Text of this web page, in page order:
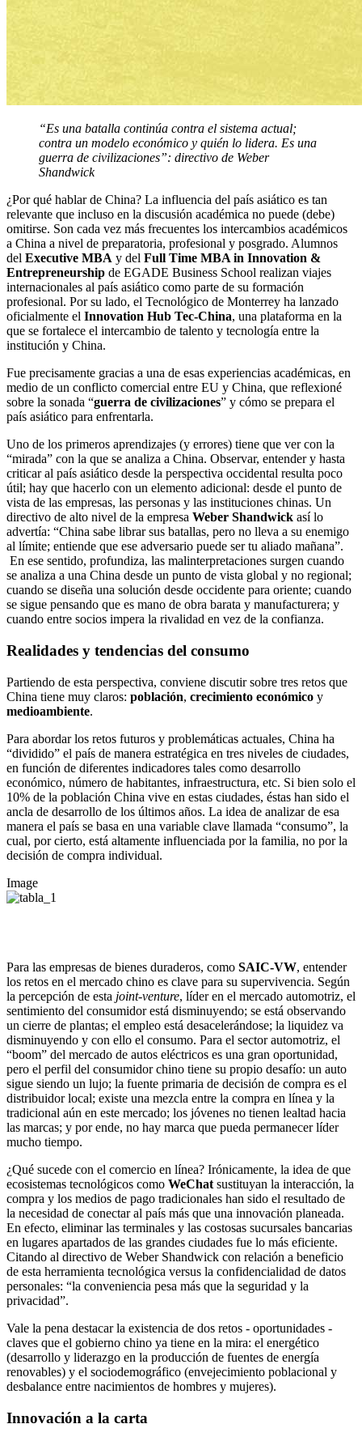
“Es una batalla continúa contra el sistema actual;
contra un modelo económico y quién lo lidera. Es una
guerra de civilizaciones”: directivo de Weber
Shandwick
¿Por qué hablar de China? La influencia del país asiático es tan
relevante que incluso en la discusión académica no puede (debe)
omitirse. Son cada vez más frecuentes los intercambios académicos
a China a nivel de preparatoria, profesional y posgrado. Alumnos
del Executive MBA y del Full Time MBA in Innovation &
Entrepreneurship de EGADE Business School realizan viajes
internacionales al país asiático como parte de su formación
profesional. Por su lado, el Tecnológico de Monterrey ha lanzado
oficialmente el Innovation Hub Tec-China, una plataforma en la
que se fortalece el intercambio de talento y tecnología entre la
institución y China.
Fue precisamente gracias a una de esas experiencias académicas, en
medio de un conflicto comercial entre EU y China, que reflexioné
sobre la sonada “guerra de civilizaciones” y cómo se prepara el
país asiático para enfrentarla.
Uno de los primeros aprendizajes (y errores) tiene que ver con la
“mirada” con la que se analiza a China. Observar, entender y hasta
criticar al país asiático desde la perspectiva occidental resulta poco
útil; hay que hacerlo con un elemento adicional: desde el punto de
vista de las empresas, las personas y las instituciones chinas. Un
directivo de alto nivel de la empresa Weber Shandwick así lo
advertía: “China sabe librar sus batallas, pero no lleva a su enemigo
al límite; entiende que ese adversario puede ser tu aliado mañana”.
En ese sentido, profundiza, las malinterpretaciones surgen cuando
se analiza a una China desde un punto de vista global y no regional;
cuando se diseña una solución desde occidente para oriente; cuando
se sigue pensando que es mano de obra barata y manufacturera; y
cuando entre socios impera la rivalidad en vez de la confianza.
Realidades y tendencias del consumo
Partiendo de esta perspectiva, conviene discutir sobre tres retos que
China tiene muy claros: población, crecimiento económico y
medioambiente.
Para abordar los retos futuros y problemáticas actuales, China ha
“dividido” el país de manera estratégica en tres niveles de ciudades,
en función de diferentes indicadores tales como desarrollo
económico, número de habitantes, infraestructura, etc. Si bien solo el
10% de la población China vive en estas ciudades, éstas han sido el
ancla de desarrollo de los últimos años. La idea de analizar de esa
manera el país se basa en una variable clave llamada “consumo”, la
cual, por cierto, está altamente influenciada por la familia, no por la
decisión de compra individual.
Image
Para las empresas de bienes duraderos, como SAIC-VW, entender
los retos en el mercado chino es clave para su supervivencia. Según
la percepción de esta joint-venture, líder en el mercado automotriz, el
sentimiento del consumidor está disminuyendo; se está observando
un cierre de plantas; el empleo está desacelerándose; la liquidez va
disminuyendo y con ello el consumo. Para el sector automotriz, el
“boom” del mercado de autos eléctricos es una gran oportunidad,
pero el perfil del consumidor chino tiene su propio desafío: un auto
sigue siendo un lujo; la fuente primaria de decisión de compra es el
distribuidor local; existe una mezcla entre la compra en línea y la
tradicional aún en este mercado; los jóvenes no tienen lealtad hacia
las marcas; y por ende, no hay marca que pueda permanecer líder
mucho tiempo.
¿Qué sucede con el comercio en línea? Irónicamente, la idea de que
ecosistemas tecnológicos como WeChat sustituyan la interacción, la
compra y los medios de pago tradicionales han sido el resultado de
la necesidad de conectar al país más que una innovación planeada.
En efecto, eliminar las terminales y las costosas sucursales bancarias
en lugares apartados de las grandes ciudades fue lo más eficiente.
Citando al directivo de Weber Shandwick con relación a beneficio
de esta herramienta tecnológica versus la confidencialidad de datos
personales: “la conveniencia pesa más que la seguridad y la
privacidad”.
Vale la pena destacar la existencia de dos retos - oportunidades -
claves que el gobierno chino ya tiene en la mira: el energético
(desarrollo y liderazgo en la producción de fuentes de energía
renovables) y el sociodemográfico (envejecimiento poblacional y
desbalance entre nacimientos de hombres y mujeres).
Innovación a la carta